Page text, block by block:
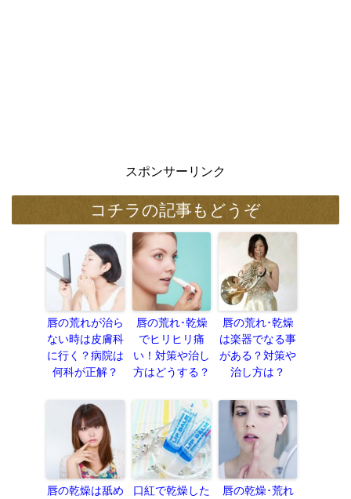
スポンサーリンク
コチラの記事もどうぞ
唇の荒れが治ら
ない時は皮膚科
に行く？病院は
何科が正解？
唇の荒れ･乾燥
でヒリヒリ痛
い！対策や治し
方はどうする？
唇の荒れ･乾燥
は楽器でなる事
がある？対策や
治し方は？
唇の乾燥は舐め 口紅で乾燥した 唇の乾燥･荒れ